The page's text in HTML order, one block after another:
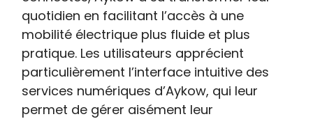
quotidien en facilitant l’accès à une
mobilité électrique plus fluide et plus
pratique. Les utilisateurs apprécient
particulièrement l’interface intuitive des
services numériques d’Aykow, qui leur
permet de gérer aisément leur